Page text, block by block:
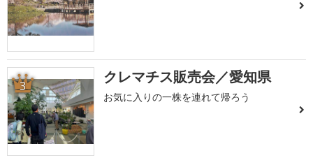
3 クレマチス販売会／愛知県
お気に入りの一株を連れて帰ろう